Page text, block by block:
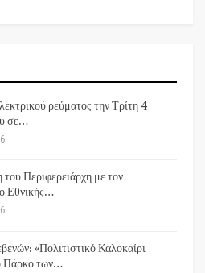
ρεύματος την Τρίτη 4
σε…
Περιφερειάρχη με τον
Εθνικής…
«Πολιτιστικό Καλοκαίρι
Πάρκο των…